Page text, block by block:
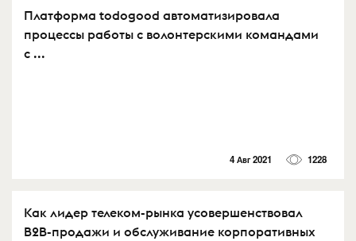
Платформа todogood автоматизировала
процессы работы с волонтерскими командами
с ...
4 Авг 2021 1228
Как лидер телеком-рынка усовершенствовал
B2B-продажи и обслуживание корпоративных